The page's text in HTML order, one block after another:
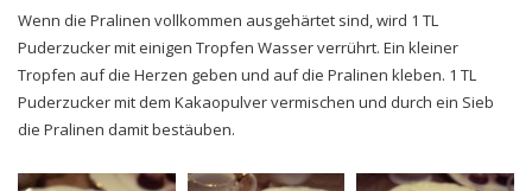
Wenn die Pralinen vollkommen ausgehärtet sind, wird 1 TL
Puderzucker mit einigen Tropfen Wasser verrührt. Ein kleiner
Tropfen auf die Herzen geben und auf die Pralinen kleben. 1 TL
Puderzucker mit dem Kakaopulver vermischen und durch ein Sieb
die Pralinen damit bestäuben.